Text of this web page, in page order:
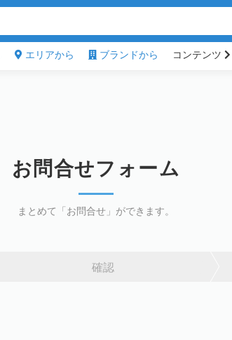
エリアから ブランドから コンテンツ
お問合せフォーム
まとめて「お問合せ」ができます。
確認